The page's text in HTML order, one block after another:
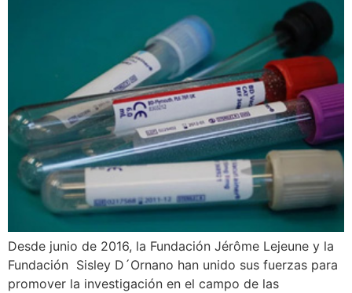
Desde junio de 2016, la Fundación Jérôme Lejeune y la
Fundación Sisley D´Ornano han unido sus fuerzas para
promover la investigación en el campo de las